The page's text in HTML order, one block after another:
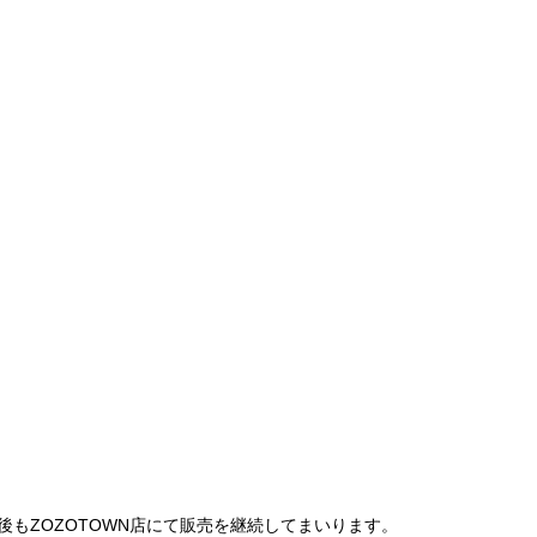
ZOZOTOWN店にて販売を継続してまいります。